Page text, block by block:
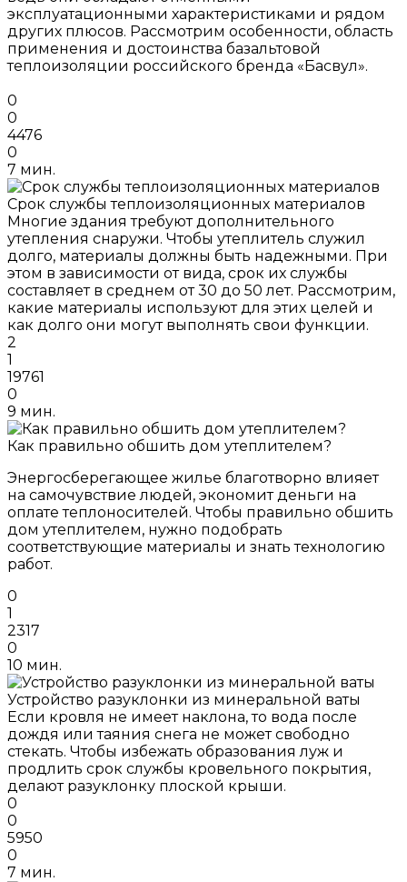
эксплуатационными характеристиками и рядом
других плюсов. Рассмотрим особенности, область
применения и достоинства базальтовой
теплоизоляции российского бренда «Басвул».
0
0
4476
0
7 мин.
Срок службы теплоизоляционных материалов
Многие здания требуют дополнительного
утепления снаружи. Чтобы утеплитель служил
долго, материалы должны быть надежными. При
этом в зависимости от вида, срок их службы
составляет в среднем от 30 до 50 лет. Рассмотрим,
какие материалы используют для этих целей и
как долго они могут выполнять свои функции.
2
1
19761
0
9 мин.
Как правильно обшить дом утеплителем?
Энергосберегающее жилье благотворно влияет
на самочувствие людей, экономит деньги на
оплате теплоносителей. Чтобы правильно обшить
дом утеплителем, нужно подобрать
соответствующие материалы и знать технологию
работ.
0
1
2317
0
10 мин.
Устройство разуклонки из минеральной ваты
Если кровля не имеет наклона, то вода после
дождя или таяния снега не может свободно
стекать. Чтобы избежать образования луж и
продлить срок службы кровельного покрытия,
делают разуклонку плоской крыши.
0
0
5950
0
7 мин.